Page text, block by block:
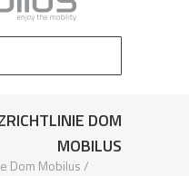
DOM
MOBILUS
Dom Mobilus/